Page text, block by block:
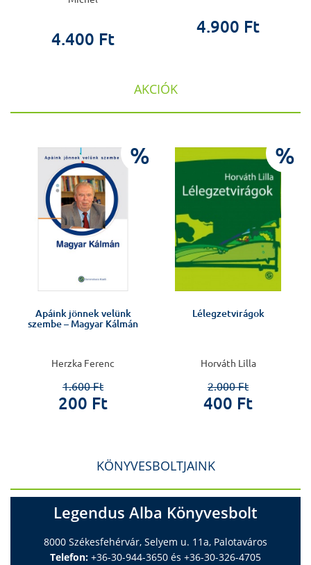
4.400 Ft
4.900 Ft
AKCIÓK
%
Apáink jönnek velünk
szembe – Magyar Kálmán
Herzka Ferenc
1.600 Ft
200 Ft
%
Lélegzetvirágok
Horváth Lilla
2.000 Ft
400 Ft
KÖNYVESBOLTJAINK
Legendus Alba Könyvesbolt
8000 Székesfehérvár, Selyem u. 11a, Palotaváros
Telefon: +36-30-944-3650 és +36-30-326-4705